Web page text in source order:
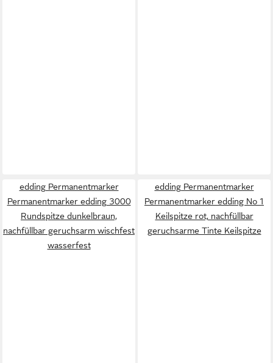
edding Permanentmarker
Permanentmarker edding 3000
Rundspitze dunkelbraun,
nachfüllbar geruchsarm wischfest
wasserfest
edding Permanentmarker
Permanentmarker edding No 1
Keilspitze rot, nachfüllbar
geruchsarme Tinte Keilspitze